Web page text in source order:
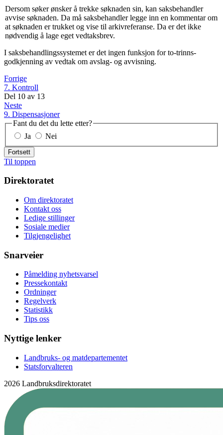
Dersom søker ønsker å trekke søknaden sin, kan saksbehandler
avvise søknaden. Da må saksbehandler legge inn en kommentar om
at søknaden er trukket og vise til arkivreferanse. Da er det ikke
nødvendig å lage eget vedtaksbrev.
I saksbehandlingssystemet er det ingen funksjon for to-trinns-
godkjenning av vedtak om avslag- og avvisning.
Forrige
7. Kontroll
Del 10 av 13
Neste
9. Dispensasjoner
Fant du det du lette etter?
Ja
Nei
Fortsett
Til toppen
Direktoratet
Om direktoratet
Kontakt oss
Ledige stillinger
Sosiale medier
Tilgjengelighet
Snarveier
Påmelding nyhetsvarsel
Pressekontakt
Ordninger
Regelverk
Statistikk
Tips oss
Nyttige lenker
Landbruks- og matdepartementet
Statsforvalteren
2026 Landbruksdirektoratet